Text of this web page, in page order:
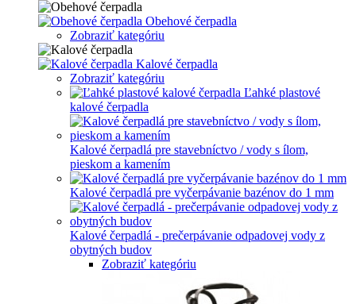
Obehové čerpadla
Zobraziť kategóriu
Kalové čerpadla
Zobraziť kategóriu
Ľahké plastové
kalové čerpadla
Kalové čerpadlá pre stavebníctvo / vody s ílom,
pieskom a kamením
Kalové čerpadlá pre vyčerpávanie bazénov do 1 mm
Kalové čerpadlá - prečerpávanie odpadovej vody z
obytných budov
Zobraziť kategóriu